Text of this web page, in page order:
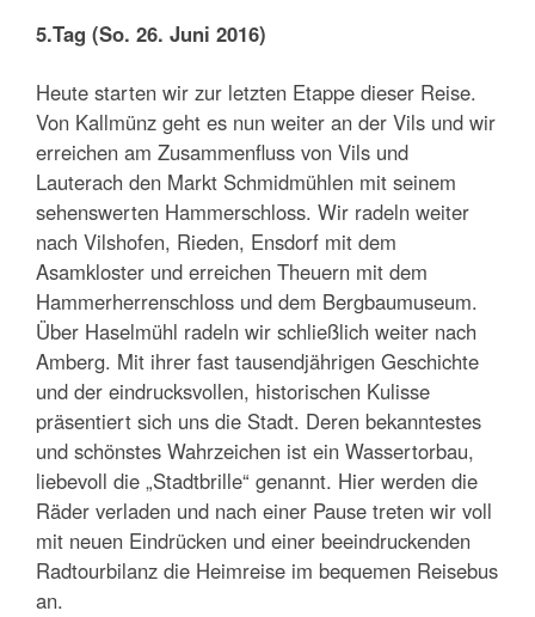
5.Tag (So. 26. Juni 2016)
Heute starten wir zur letzten Etappe dieser Reise.
Von Kallmünz geht es nun weiter an der Vils und wir
erreichen am Zusammenfluss von Vils und
Lauterach den Markt Schmidmühlen mit seinem
sehenswerten Hammerschloss. Wir radeln weiter
nach Vilshofen, Rieden, Ensdorf mit dem
Asamkloster und erreichen Theuern mit dem
Hammerherrenschloss und dem Bergbaumuseum.
Über Haselmühl radeln wir schließlich weiter nach
Amberg. Mit ihrer fast tausendjährigen Geschichte
und der eindrucksvollen, historischen Kulisse
präsentiert sich uns die Stadt. Deren bekanntestes
und schönstes Wahrzeichen ist ein Wassertorbau,
liebevoll die „Stadtbrille“ genannt. Hier werden die
Räder verladen und nach einer Pause treten wir voll
mit neuen Eindrücken und einer beeindruckenden
Radtourbilanz die Heimreise im bequemen Reisebus
an.